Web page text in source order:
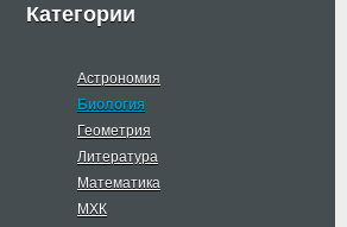
Категории
Астрономия
Биология
Геометрия
Литература
Математика
МХК